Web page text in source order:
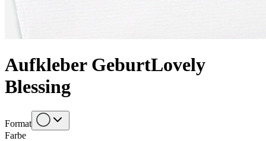
Aufkleber GeburtLovely
Blessing
Format
Farbe